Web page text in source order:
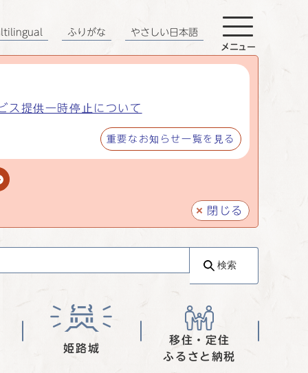
ス提供一時停止について
重要なお知らせ一覧を見る
閉じる
ふりがな やさしい日本語
メニュー
検索
姫路城
移住・定住
ふるさと納税